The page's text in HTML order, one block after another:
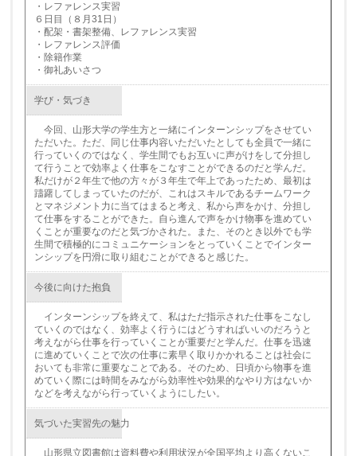
・レファレンス実習
６日目（８月31日）
・配架・書架整備、レファレンス実習
・レファレンス評価
・除籍作業
・御礼あいさつ
学び・気づき
今回、山形大学の学生方と一緒にインターンシップをさせてい
ただいた。ただ、同じ仕事内容いただいたとしても全員で一緒に
行っていくのではなく、学生間でもお互いに声がけをして分担し
て行うことで効率よく仕事をこなすことができるのだと学んだ。
私だけが２年生で他の方々が３年生で年上であったため、最初は
躊躇してしまっていたのだが、これはスキルであるチームワーク
とマネジメント力に当てはまると考え、私から声をかけ、分担し
て仕事をすることができた。自ら進んで声をかけ物事を進めてい
くことが重要なのだと気づかされた。また、そのとき以外でも学
生間で積極的にコミュニケーションをとっていくことでインター
ンシップを円滑に取り組むことができると感じた。
今後に向けた抱負
インターンシップを終えて、私はただ指示された仕事をこなし
ていくのではなく、効率よく行うにはどうすればいいのだろうと
考えながら仕事を行っていくことが重要だと学んだ。仕事を迅速
に進めていくことで次の仕事に素早く取りかかれることは社会に
おいても非常に重要なことである。そのため、日頃から物事を進
めていく際には時間をみながら効率性や効果的なやり方はないか
などを考えながら行っていくようにしたい。
気づいた実習先の魅力
山形県立図書館は資料費や利用状況が全国平均より高くないこ